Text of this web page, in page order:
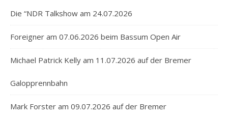
Die “NDR Talkshow am 24.07.2026
Foreigner am 07.06.2026 beim Bassum Open Air
Michael Patrick Kelly am 11.07.2026 auf der Bremer
Galopprennbahn
Mark Forster am 09.07.2026 auf der Bremer